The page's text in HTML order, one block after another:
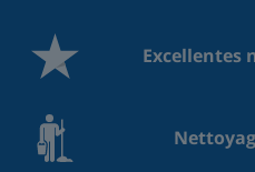
Excellentes